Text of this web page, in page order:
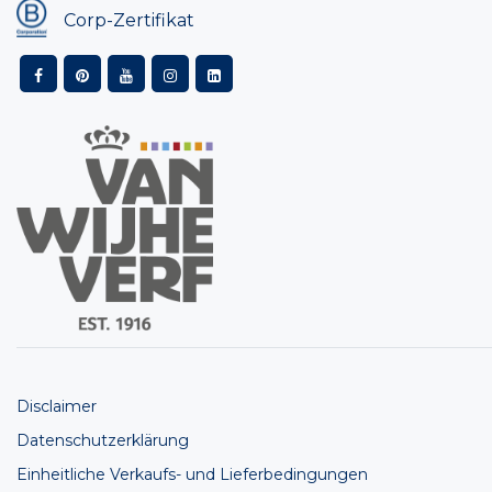
Corp-Zertifikat
Disclaimer
Datenschutzerklärung
Einheitliche Verkaufs- und Lieferbedingungen